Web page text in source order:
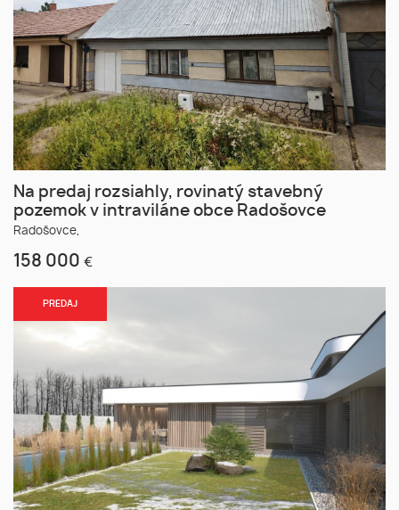
Na predaj rozsiahly, rovinatý stavebný
pozemok v intraviláne obce Radošovce
Radošovce,
158 000 €
PREDAJ